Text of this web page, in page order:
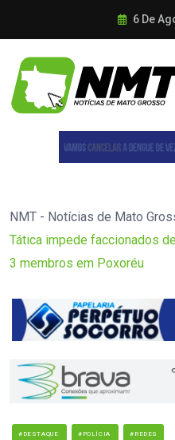
6 De
NMT - Notícias de Mato
Tática impede faccionados
3 membros em Poxoréu
#DESTAQUE #POLÍCIA #REDES